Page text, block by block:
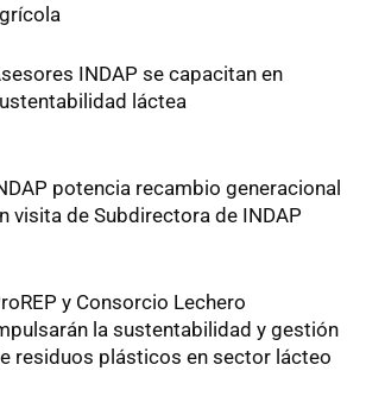
INDAP se capacitan en
láctea
potencia recambio generacional
visita de Subdirectora de INDAP
y Consorcio Lechero
la sustentabilidad y gestión
residuos plásticos en sector lácteo